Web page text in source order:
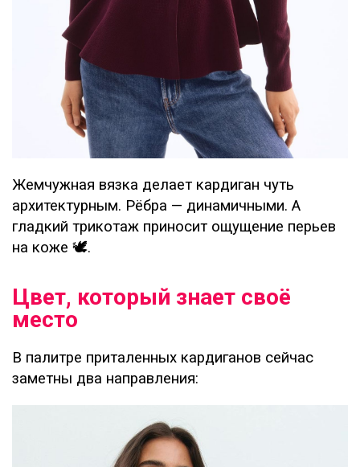
Жемчужная вязка делает кардиган чуть
архитектурным. Рёбра — динамичными. А
гладкий трикотаж приносит ощущение перьев
на коже 🕊️.
Цвет, который знает своё
место
В палитре приталенных кардиганов сейчас
заметны два направления: